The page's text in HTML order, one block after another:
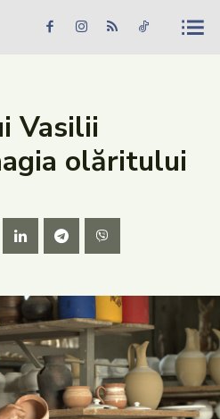
Căutare
Vasilii
olăritului